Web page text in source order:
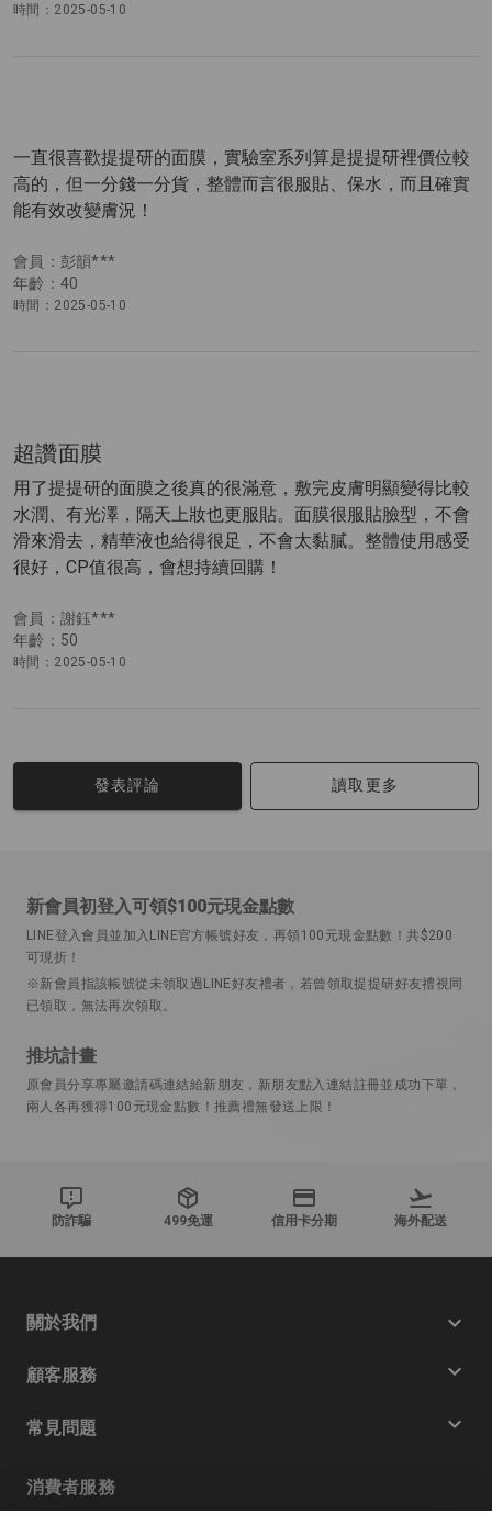
時間：2025-05-10
會員：彭韻***
年齡：40
時間：2025-05-10
一直很喜歡提提研的面膜，實驗室系列算是提提研裡價位較
高的，但一分錢一分貨，整體而言很服貼、保水，而且確實
能有效改變膚況！
會員：謝鈺***
年齡：50
時間：2025-05-10
超讚面膜
用了提提研的面膜之後真的很滿意，敷完皮膚明顯變得比較
水潤、有光澤，隔天上妝也更服貼。面膜很服貼臉型，不會
滑來滑去，精華液也給得很足，不會太黏膩。整體使用感受
很好，CP值很高，會想持續回購！
發表評論 讀取更多
新會員初登入可領$100元現金點數
LINE登入會員並加入LINE官方帳號好友，再領100元現金點數！共$200
可現折！
※新會員指該帳號從未領取過LINE好友禮者，若曾領取提提研好友禮視同
已領取，無法再次領取。
推坑計畫
原會員分享專屬邀請碼連結給新朋友，新朋友點入連結註冊並成功下單，
兩人各再獲得100元現金點數！推薦禮無發送上限！
防詐騙 499免運 信用卡分期 海外配送
關於我們
顧客服務
常見問題
消費者服務